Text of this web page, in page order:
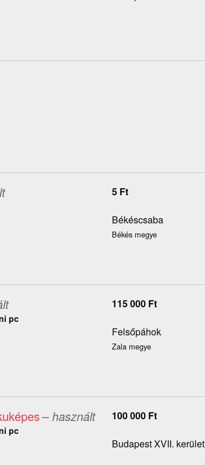
5 Ft
Békéscsaba
Békés megye
pc
115 000 Ft
Felsőpáhok
Zala megye
– használt
pc
100 000 Ft
Budapest XVII. kerület